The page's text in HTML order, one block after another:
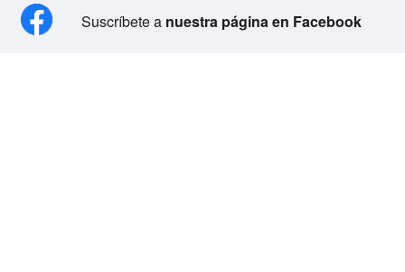
Suscríbete a nuestra página en Facebook